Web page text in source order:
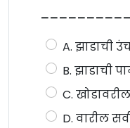
A. झाडाची
B. झाडाची
C.
D. वारील